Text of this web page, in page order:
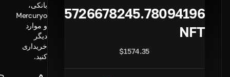
5726678245.78094196
NFT
$1574.35
بانکی،
Mercuryo
و موارد
دیگر
خریداری
کنید.